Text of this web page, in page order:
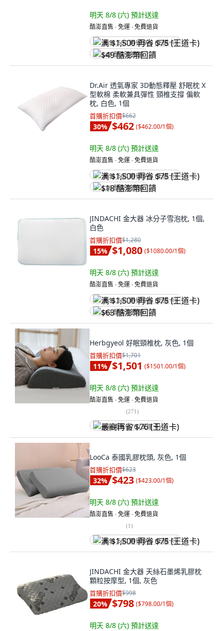
明天 8/8 (六) 預計送達
酷澎直售 ∙ 免運 ∙ 免費退貨
满 $1,500 再省 $75 (王道卡)
$49 酷澎幣回饋
Dr.Air 透氣專家 3D動態釋壓 舒眠枕 X
型軟棉 柔軟兼具彈性 頸椎支撐 偏軟
枕, 白色, 1個
首購折扣價$662
30% $462 ($462.00/1個)
明天 8/8 (六) 預計送達
酷澎直售 ∙ 免運 ∙ 免費退貨
满 $1,500 再省 $75 (王道卡)
$18 酷澎幣回饋
JINDACHI 金大器 冰分子雪泡枕, 1個,
白色
首購折扣價$1,280
15% $1,080 ($1080.00/1個)
明天 8/8 (六) 預計送達
酷澎直售 ∙ 免運 ∙ 免費退貨
满 $1,500 再省 $75 (王道卡)
$63 酷澎幣回饋
Herbgyeol 好眠頸椎枕, 灰色, 1個
首購折扣價$1,701
11% $1,501 ($1501.00/1個)
明天 8/8 (六) 預計送達
酷澎直售 ∙ 免運 ∙ 免費退貨
(271)
最高再省 $76 (王道卡)
LooCa 泰國乳膠枕頭, 灰色, 1個
首購折扣價$623
32% $423 ($423.00/1個)
明天 8/8 (六) 預計送達
酷澎直售 ∙ 免運 ∙ 免費退貨
(1)
满 $1,500 再省 $75 (王道卡)
JINDACHI 金大器 天絲石墨烯乳膠枕
顆粒按摩型, 1個, 灰色
首購折扣價$998
20% $798 ($798.00/1個)
明天 8/8 (六) 預計送達